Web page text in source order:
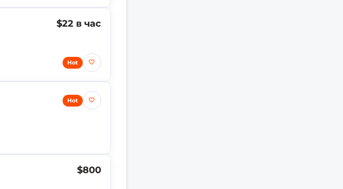
$22 в час
Hot
Hot
$800